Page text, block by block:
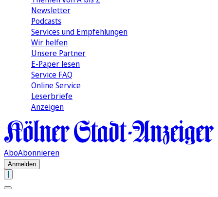
Newsletter
Podcasts
Services und Empfehlungen
Wir helfen
Unsere Partner
E-Paper lesen
Service FAQ
Online Service
Leserbriefe
Anzeigen
AboAbonnieren
Anmelden